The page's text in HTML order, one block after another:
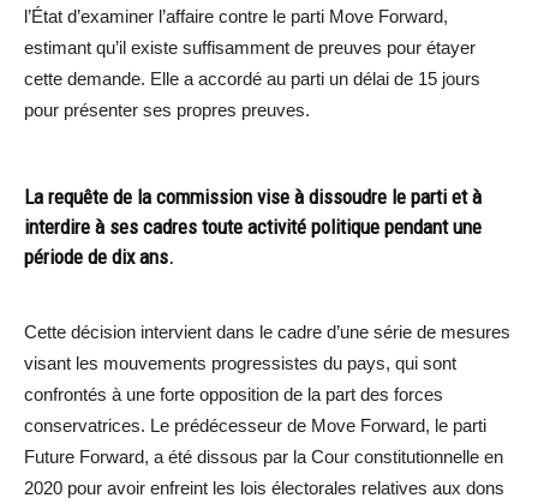
l’État d’examiner l’affaire contre le parti Move Forward,
estimant qu’il existe suffisamment de preuves pour étayer
cette demande. Elle a accordé au parti un délai de 15 jours
pour présenter ses propres preuves.
La requête de la commission vise à dissoudre le parti et à
interdire à ses cadres toute activité politique pendant une
période de dix ans.
Cette décision intervient dans le cadre d’une série de mesures
visant les mouvements progressistes du pays, qui sont
confrontés à une forte opposition de la part des forces
conservatrices. Le prédécesseur de Move Forward, le parti
Future Forward, a été dissous par la Cour constitutionnelle en
2020 pour avoir enfreint les lois électorales relatives aux dons